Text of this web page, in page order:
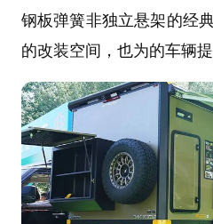
钢板弹簧非独立悬架的经
的改装空间，也为的车辆